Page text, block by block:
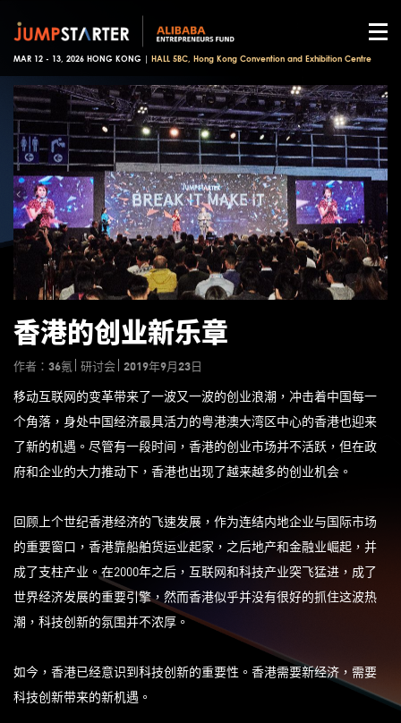
MAR 12 - 13, 2026 HONG KONG | HALL 5BC, Hong Kong Convention and Exhibition Centre
香港的创业新乐章
作者：36氪 研讨会 2019年9月23日
移动互联网的变革带来了一波又一波的创业浪潮，冲击着中国每一
个角落，身处中国经济最具活力的粤港澳大湾区中心的香港也迎来
了新的机遇。尽管有一段时间，香港的创业市场并不活跃，但在政
府和企业的大力推动下，香港也出现了越来越多的创业机会。
回顾上个世纪香港经济的飞速发展，作为连结内地企业与国际市场
的重要窗口，香港靠船舶货运业起家，之后地产和金融业崛起，并
成了支柱产业。在2000年之后，互联网和科技产业突飞猛进，成了
世界经济发展的重要引擎，然而香港似乎并没有很好的抓住这波热
潮，科技创新的氛围并不浓厚。
如今，香港已经意识到科技创新的重要性。香港需要新经济，需要
科技创新带来的新机遇。